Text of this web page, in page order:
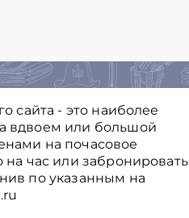
сайта - это наиболее
вдвоем или большой
на почасовое
час или забронировать
по указанным на